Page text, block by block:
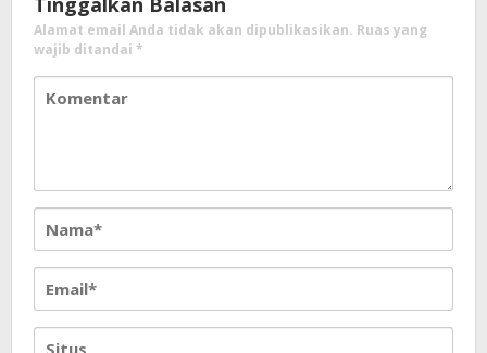
Alamat email Anda tidak akan dipublikasikan. Ruas yang
wajib ditandai *